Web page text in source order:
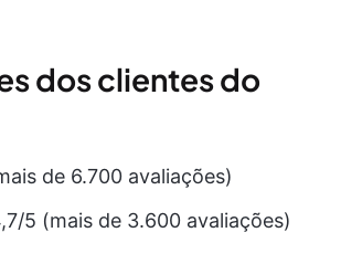
dos clientes do
de 6.700 avaliações)
5 (mais de 3.600 avaliações)